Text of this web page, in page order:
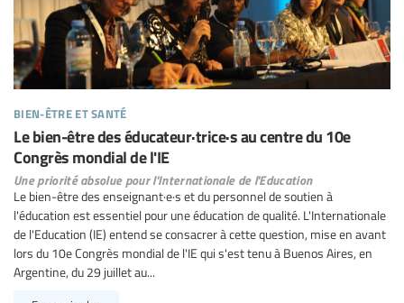
bien-être et santé
Le bien-être des éducateur·trice·s au centre du 10e
Congrès mondial de l'IE
Une priorité absolue pour l'Internationale de l'Education
Le bien-être des enseignant·e·s et du personnel de soutien à
l'éducation est essentiel pour une éducation de qualité. L'Internationale
de l'Education (IE) entend se consacrer à cette question, mise en avant
lors du 10e Congrès mondial de l'IE qui s'est tenu à Buenos Aires, en
Argentine, du 29 juillet au...